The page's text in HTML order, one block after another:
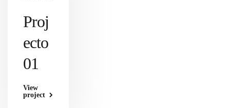
Proj
ecto
01
View
project